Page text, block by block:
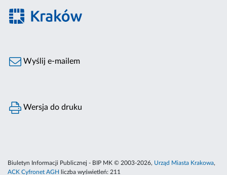
Wyślij e-mailem
Wersja do druku
Biuletyn Informacji Publicznej - BIP MK © 2003-2026, Urząd Miasta Krakowa,
ACK Cyfronet AGH
liczba wyświetleń: 211